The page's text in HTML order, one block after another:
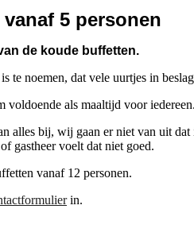
5 personen
de koude buffetten.
noemen, dat vele uurtjes in
voldoende als maaltijd voor iedereen.
alles bij, wij gaan er niet van uit
gastheer voelt dat niet goed.
vanaf 12 personen.
in.